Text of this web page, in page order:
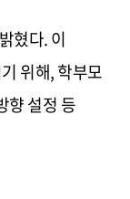
혔다.이
위해,학부모
향 설정 등